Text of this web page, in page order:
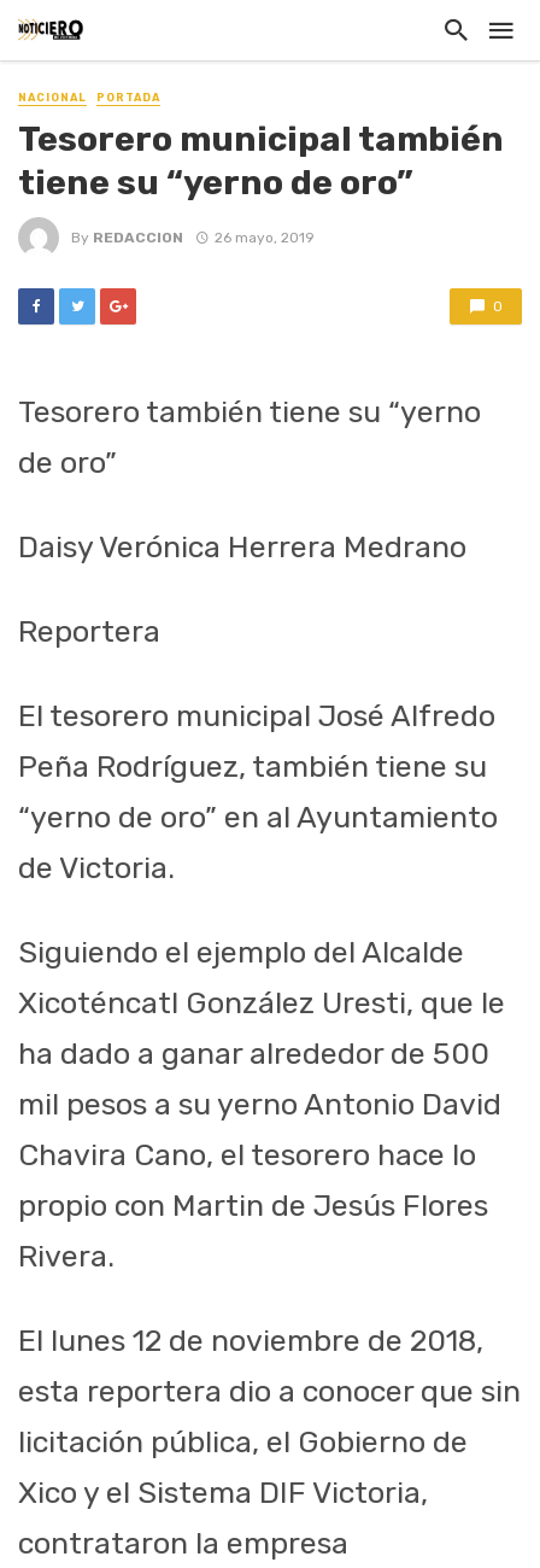
NACIONAL PORTADA
Tesorero municipal también
tiene su “yerno de oro”
By REDACCION 26 mayo, 2019
0
Tesorero también tiene su “yerno
de oro”
Daisy Verónica Herrera Medrano
Reportera
El tesorero municipal José Alfredo
Peña Rodríguez, también tiene su
“yerno de oro” en al Ayuntamiento
de Victoria.
Siguiendo el ejemplo del Alcalde
Xicoténcatl González Uresti, que le
ha dado a ganar alrededor de 500
mil pesos a su yerno Antonio David
Chavira Cano, el tesorero hace lo
propio con Martin de Jesús Flores
Rivera.
El lunes 12 de noviembre de 2018,
esta reportera dio a conocer que sin
licitación pública, el Gobierno de
Xico y el Sistema DIF Victoria,
contrataron la empresa